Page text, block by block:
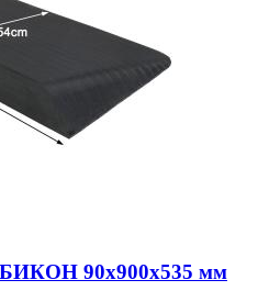
90х900х535 мм